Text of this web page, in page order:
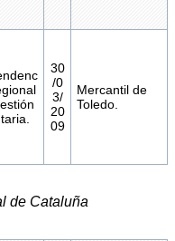
30
/0
3/
20
09
Mercantil de
Toledo.
de Cataluña